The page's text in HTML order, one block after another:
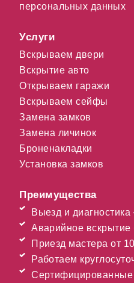
персональных данных
Услуги
Вскрываем двери
Вскрытие авто
Открываем гаражи
Вскрываем сейфы
Замена замков
Замена личинок
Броненакладки
Установка замков
Преимущества
Выезд и
Аварийное вскрытие
Приезд мастера от
Работаем
Сертифицированные